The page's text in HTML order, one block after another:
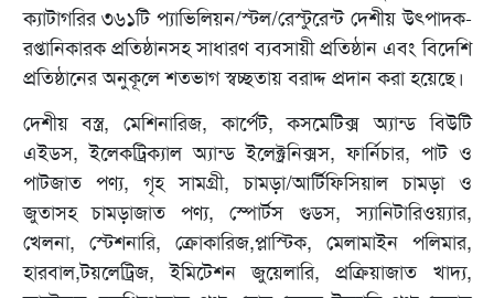
ক্যাটাগরির ৩৬১টি প্যাভিলিয়ন/স্টল/রেস্টুরেন্ট দেশীয় উৎপাদক-
রপ্তানিকারক প্রতিষ্ঠানসহ সাধারণ ব্যবসায়ী প্রতিষ্ঠান এবং বিদেশি
প্রতিষ্ঠানের অনুকূলে শতভাগ স্বচ্ছতায় বরাদ্দ প্রদান করা হয়েছে।
দেশীয় বস্ত্র, মেশিনারিজ, কার্পেট, কসমেটিক্স অ্যান্ড বিউটি
এইডস, ইলেকট্রিক্যাল অ্যান্ড ইলেক্ট্রনিক্সস, ফার্নিচার, পাট ও
পাটজাত পণ্য, গৃহ সামগ্রী, চামড়া/আর্টিফিসিয়াল চামড়া ও
জুতাসহ চামড়াজাত পণ্য, স্পোর্টস গুডস, স্যানিটারিওয়্যার,
খেলনা, স্টেশনারি, ক্রোকারিজ,প্লাস্টিক, মেলামাইন পলিমার,
হারবাল,টয়লেট্রিজ, ইমিটেশন জুয়েলারি, প্রক্রিয়াজাত খাদ্য,